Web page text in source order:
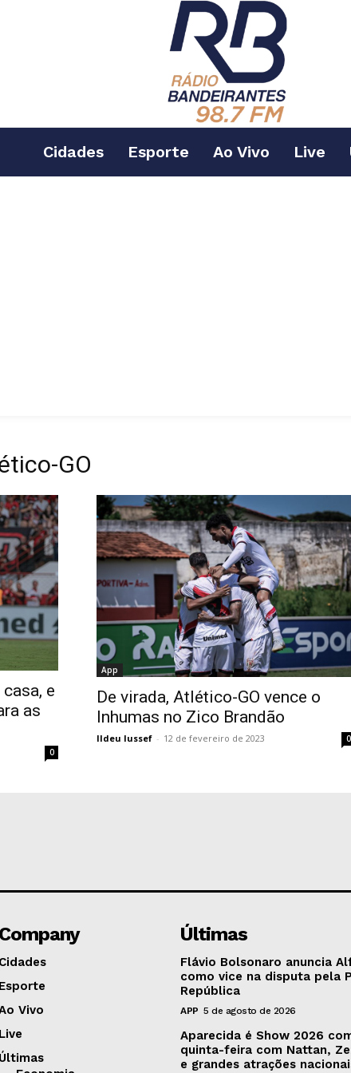
Cidades Esporte Ao Vivo Live
GO
e
as
0
App
De virada, Atlético-GO vence o
Inhumas no Zico Brandão
Ildeu Iussef - 12 de fevereiro de 2023 0
Company
Cidades
Esporte
Vivo
Live
Últimas
Últimas
Flávio Bolsonaro anuncia
como vice na disputa pela
República
APP 5 de agosto de 2026
Aparecida é Show 2026
quinta-feira com Nattan,
e grandes atrações